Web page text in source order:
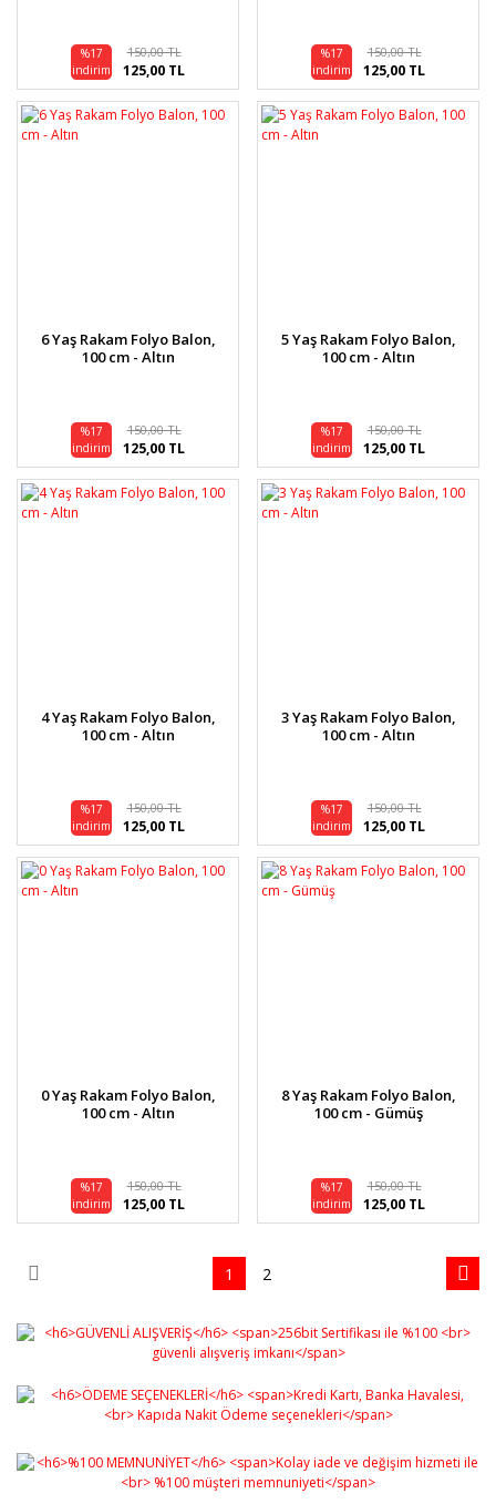
%17
indirim
150,00 TL
125,00 TL
%17
indirim
150,00 TL
125,00 TL
6 Yaş Rakam Folyo Balon,
100 cm - Altın
%17
indirim
150,00 TL
125,00 TL
5 Yaş Rakam Folyo Balon,
100 cm - Altın
%17
indirim
150,00 TL
125,00 TL
4 Yaş Rakam Folyo Balon,
100 cm - Altın
%17
indirim
150,00 TL
125,00 TL
3 Yaş Rakam Folyo Balon,
100 cm - Altın
%17
indirim
150,00 TL
125,00 TL
0 Yaş Rakam Folyo Balon,
100 cm - Altın
%17
indirim
150,00 TL
125,00 TL
8 Yaş Rakam Folyo Balon,
100 cm - Gümüş
%17
indirim
150,00 TL
125,00 TL
1 2